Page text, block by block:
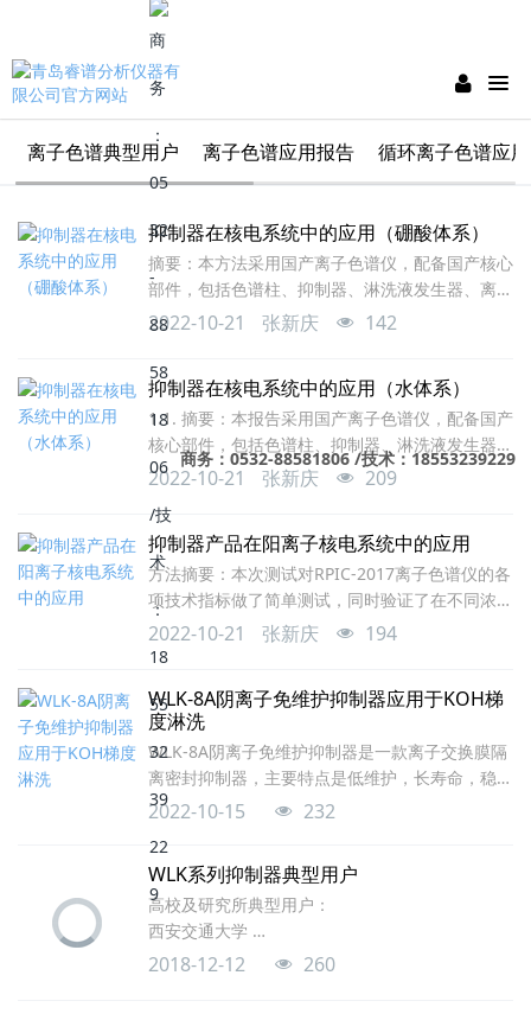
商务：0532-88581806 /技术：18553239229
离子色谱典型用户 离子色谱应用报告 循环离子色谱应
抑制器在核电系统中的应用（硼酸体系）
摘要：本方法采用国产离子色谱仪，配备国产核心
部件，包括色谱柱、抑制器、淋洗液发生器、离子
净化柱、淋洗液净化器（CR-ATC）、二氧化碳脱
在30分钟以内完成分析，连续进样六次，F-、
Cl-、NO3-、PO43-重复性分别为1.78%、
4.10%、2.38%、5.34%，0～30ppb线性相关系
数0.9992-0.9998之间。可以满足硼酸体系样品中
2022-10-21 张新庆 142
抑制器在核电系统中的应用（水体系）
1.1. 摘要：本报告采用国产离子色谱仪，配备国产
核心部件，包括色谱柱、抑制器、淋洗液发生器、
离子净化柱、淋洗液净化器（CR-ATC）、二氧化
淋洗在42分钟内即完成氟离子与甲酸、乙酸分离
和强保留磷酸根的洗脱。1.2. 色谱条件：离子色谱
仪：RPIC-2017型离子色谱仪（青岛睿谱分析仪器
有限公司生产）色谱柱：REEPO-HA1(4×2
2022-10-21 张新庆 209
抑制器产品在阳离子核电系统中的应用
方法摘要：本次测试对RPIC-2017离子色谱仪的各
项技术指标做了简单测试，同时验证了在不同浓度
硼酸基体中锂离子的重复性。经测试离子色谱检测
结果如下：项目结果定性重复性（连续进样10
0.3750%基线漂移0.0006842µS/cm基线噪声
0.0002783µS/cm检出限0.0001 ppm线性相关系
数0.99990.5ppm Li+在不同浓度硼酸中
2022-10-21 张新庆 194
WLK-8A阴离子免维护抑制器应用于KOH梯
度淋洗
WLK-8A阴离子免维护抑制器是一款离子交换膜隔
离密封抑制器，主要特点是低维护，长寿命，稳定
快，操心少，性能指标与国外产品相仿，是一款可
KOH梯度淋洗，可完全适应梯度淋洗要求，本例
应用最高淋洗液浓度为40mM KOH.
2022-10-15 232
WLK系列抑制器典型用户
高校及研究所典型用户：
西安交通大学
西北工业大学
2018-12-12 260